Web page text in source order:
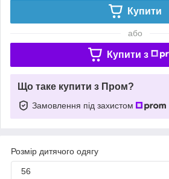
Купити
або
Купити з
Що таке купити з Пром?
Замовлення під захистом
Розмір дитячого одягу
56